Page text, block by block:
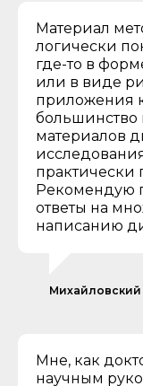
Материал
логически
где-то в
или в виде
приложения
большинство
материалов
практически
Рекомендую
ответы на
написанию
Мне, как
научным